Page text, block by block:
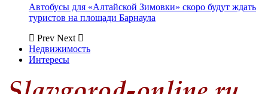
Автобусы для «Алтайской Зимовки» скоро будут ждать
туристов на площади Барнаула
Prev Next
Недвижимость
Интересы